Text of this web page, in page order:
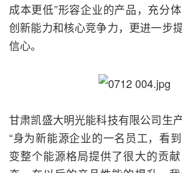
成本更低”形容企业的产品，充分
创新能力和核心竞争力，更进一步
信心。
甘肃凯盛大明光能科技有限公司生
“身为新能源企业的一名员工，看
变整个能源格局提供了很大的贡